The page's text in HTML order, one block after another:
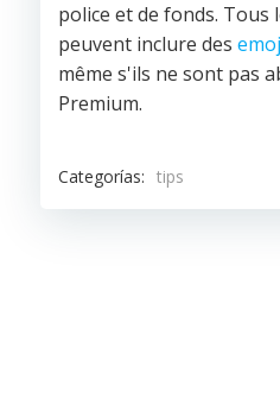
police et de fonds. Tous
peuvent inclure des
même s'ils ne sont pas
Premium.
Categorías: tips